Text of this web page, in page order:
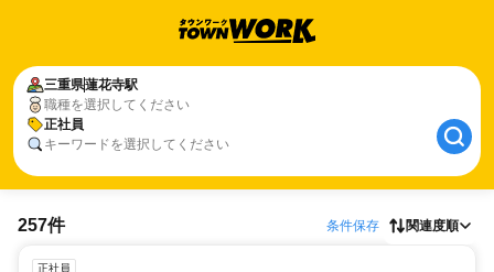
三重県蓮花寺駅
職種を選択してください
正社員
キーワードを選択してください
257件 条件保存 関連度順
正社員